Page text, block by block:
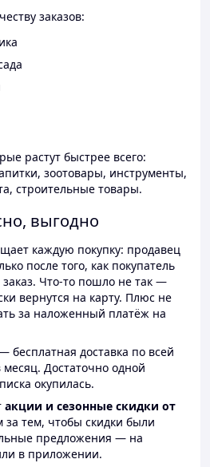
заказов:
растут быстрее всего:
зоотовары, инструменты,
строительные товары.
выгодно
каждую покупку: продавец
после того, как покупатель
заказ. Что-то пошло не так —
вернутся на карту. Плюс не
за наложенный платёж на
бесплатная доставка по всей
Достаточно одной
окупилась.
акции и сезонные скидки от
за тем, чтобы скидки были
предложения — на
в приложении.